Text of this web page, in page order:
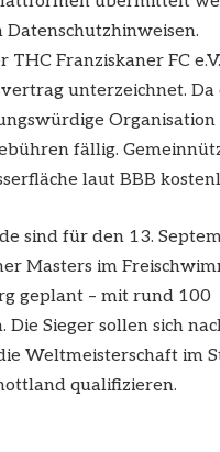
Datenschutzhinweisen.
THC Franziskaner FC
unterzeichnet. Da
fällig.
laut BBB
sind für den 13.
Masters im
geplant – mit rund 100
Die Sieger sollen sich
Weltmeisterschaft im
qualifizieren.